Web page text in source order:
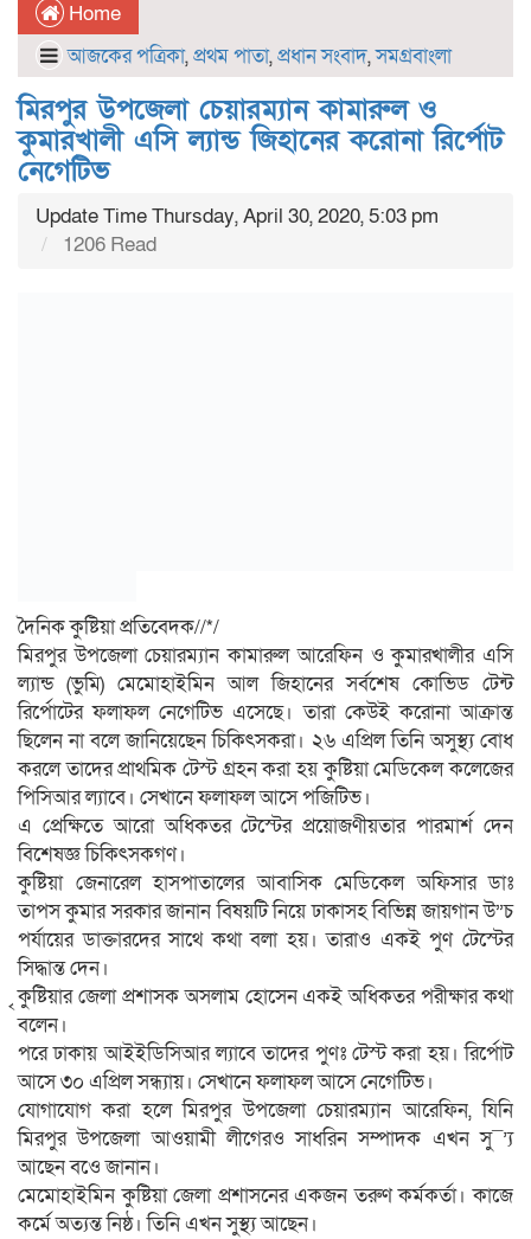
Home
আজকের পত্রিকা,প্রথম পাতা,প্রধান সংবাদ,সমগ্রবাংলা
মিরপুর উপজেলা চেয়ারম্যান কামারুল ও
কুমারখালী এসি ল্যান্ড জিহানের করোনা রির্পোট
নেগেটিভ
Update Time Thursday, April 30, 2020, 5:03 pm
1206 Read
দৈনিক কুষ্টিয়া প্রতিবেদক//*/
মিরপুর উপজেলা চেয়ারম্যান কামারুল আরেফিন ও কুমারখালীর এসি
ল্যান্ড (ভুমি) মেমোহাইমিন আল জিহানের সর্বশেষ কোভিড টেন্ট
রির্পোটের ফলাফল নেগেটিভ এসেছে। তারা কেউই করোনা আক্রান্ত
ছিলেন না বলে জানিয়েছেন চিকিৎসকরা। ২৬ এপ্রিল তিনি অসুস্থ্য বোধ
করলে তাদের প্রাথমিক টেস্ট গ্রহন করা হয় কুষ্টিয়া মেডিকেল কলেজের
পিসিআর ল্যাবে। সেখানে ফলাফল আসে পজিটিভ।
এ প্রেক্ষিতে আরো অধিকতর টেস্টের প্রয়োজণীয়তার পারমার্শ দেন
বিশেষজ্ঞ চিকিৎসকগণ।
কুষ্টিয়া জেনারেল হাসপাতালের আবাসিক মেডিকেল অফিসার ডাঃ
তাপস কুমার সরকার জানান বিষয়টি নিয়ে ঢাকাসহ বিভিন্ন জায়গান উ”চ
পর্যায়ের ডাক্তারদের সাথে কথা বলা হয়। তারাও একই পুণ টেস্টের
সিদ্ধান্ত দেন।
ৃকুষ্টিয়ার জেলা প্রশাসক অসলাম হোসেন একই অধিকতর পরীক্ষার কথা
বলেন।
পরে ঢাকায় আইইডিসিআর ল্যাবে তাদের পুণঃ টেস্ট করা হয়। রির্পোট
আসে ৩০ এপ্রিল সন্ধ্যায়। সেখানে ফলাফল আসে নেগেটিভ।
যোগাযোগ করা হলে মিরপুর উপজেলা চেয়ারম্যান আরেফিন, যিনি
মিরপুর উপজেলা আওয়ামী লীগেরও সাধরিন সম্পাদক এখন সু¯’্য
আছেন বওে জানান।
মেমোহাইমিন কুষ্টিয়া জেলা প্রশাসনের একজন তরুণ কর্মকর্তা। কাজে
কর্মে অত্যন্ত নিষ্ঠ। তিনি এখন সুস্থ্য আছেন।